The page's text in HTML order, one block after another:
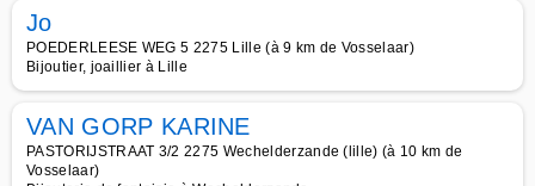
Jo
POEDERLEESE WEG 5 2275 Lille (à 9 km de Vosselaar)
Bijoutier, joaillier à Lille
VAN GORP KARINE
PASTORIJSTRAAT 3/2 2275 Wechelderzande (lille) (à 10 km de
Vosselaar)